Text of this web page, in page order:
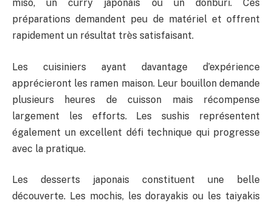
miso, un curry japonais ou un donburi. Ces
préparations demandent peu de matériel et offrent
rapidement un résultat très satisfaisant.
Les cuisiniers ayant davantage d’expérience
apprécieront les ramen maison. Leur bouillon demande
plusieurs heures de cuisson mais récompense
largement les efforts. Les sushis représentent
également un excellent défi technique qui progresse
avec la pratique.
Les desserts japonais constituent une belle
découverte. Les mochis, les dorayakis ou les taiyakis